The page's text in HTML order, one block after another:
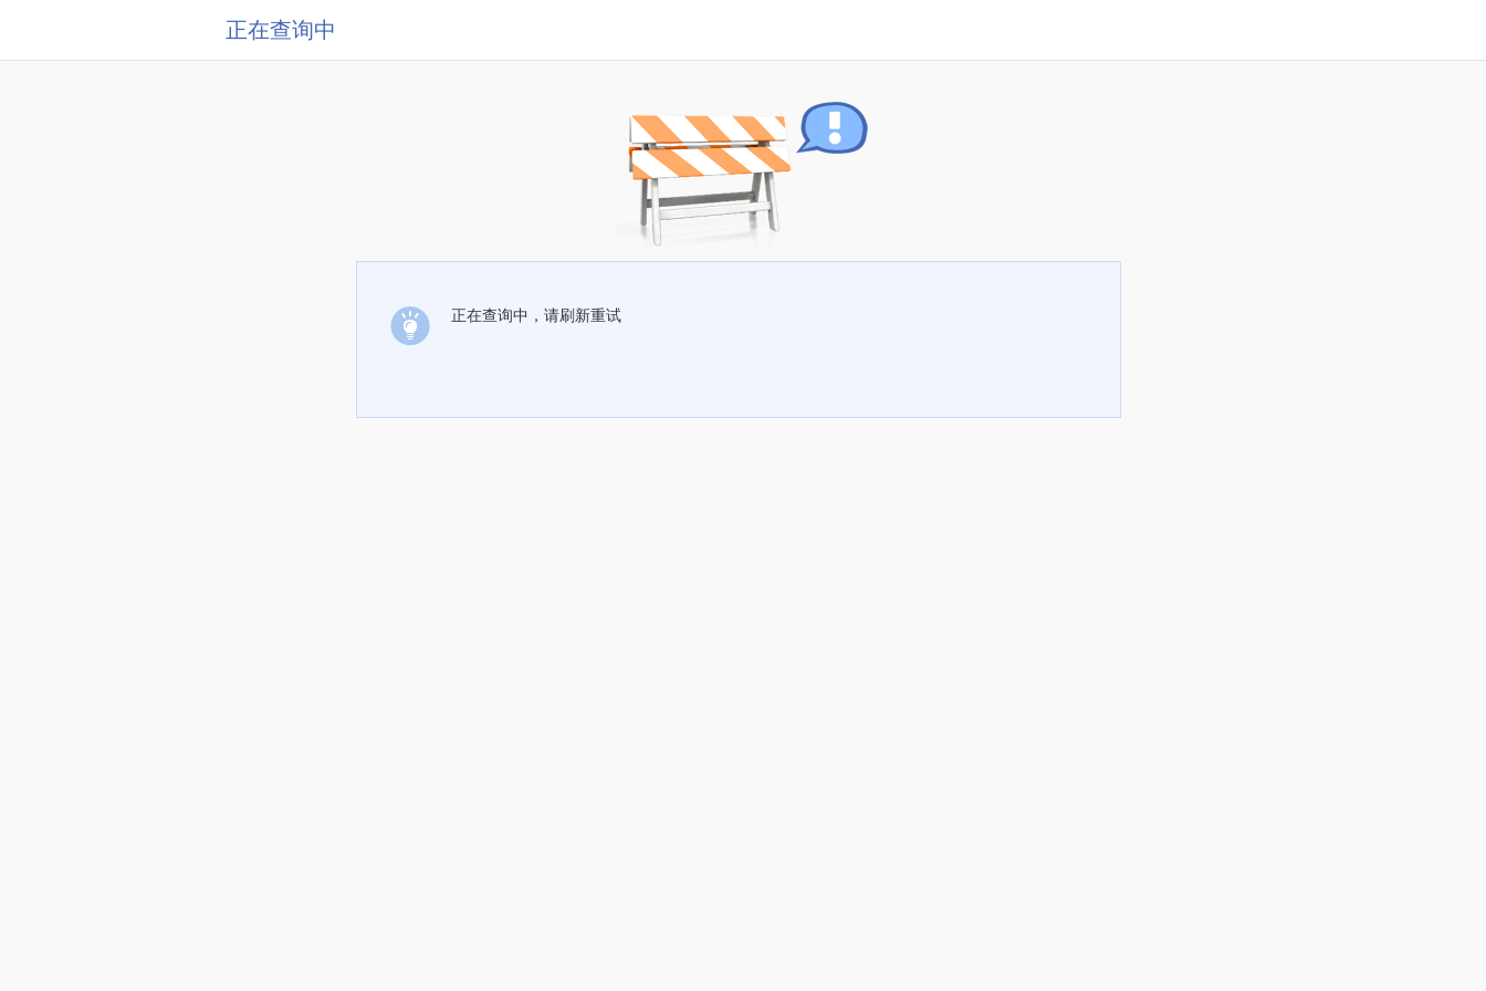
正在查询中
正在查询中，请刷新重试